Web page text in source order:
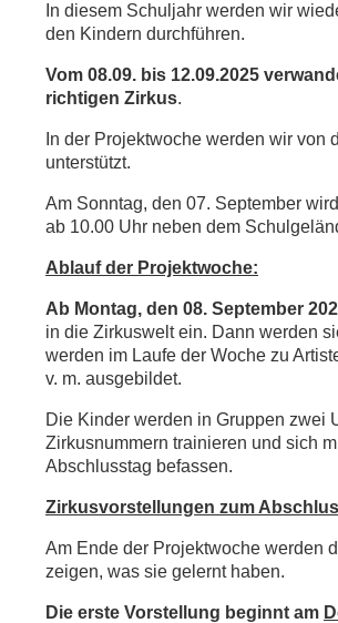
In diesem Schuljahr werden wir
den Kindern durchführen.
Vom 08.09. bis 12.09.2025
richtigen Zirkus.
In der Projektwoche werden wir von
unterstützt.
Am Sonntag, den 07. September
ab 10.00 Uhr neben dem
Ablauf der Projektwoche:
Ab Montag, den 08. September
in die Zirkuswelt ein. Dann werden
werden im Laufe der Woche zu
v. m. ausgebildet.
Die Kinder werden in Gruppen zwei
Zirkusnummern trainieren und sich
Abschlusstag befassen.
Zirkusvorstellungen zum
Am Ende der Projektwoche werden
zeigen, was sie gelernt haben.
Die erste Vorstellung beginnt am